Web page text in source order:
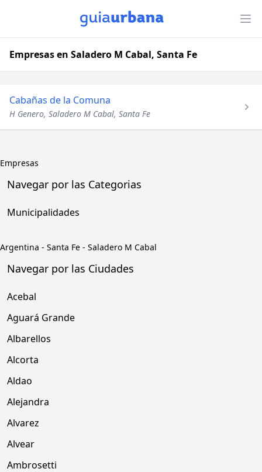
Empresas en Saladero M Cabal, Santa Fe
Cabañas de la Comuna
H Genero, Saladero M Cabal, Santa Fe
Empresas
Navegar por las Categorias
Municipalidades
Argentina - Santa Fe - Saladero M Cabal
Navegar por las Ciudades
Acebal
Aguará Grande
Albarellos
Alcorta
Aldao
Alejandra
Alvarez
Alvear
Ambrosetti